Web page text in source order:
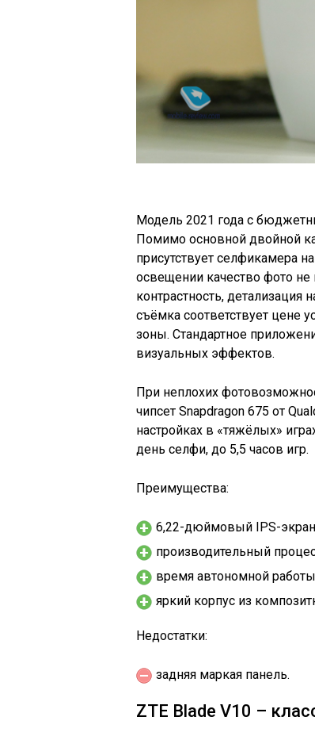
Модель 2021 года с
Помимо основной двойной
присутствует селфикамера
освещении качество фото
контрастность, детализация
съёмка соответствует цене
зоны. Стандартное
визуальных эффектов.
При неплохих
чипсет Snapdragon 675 от
настройках в «тяжёлых»
день селфи, до 5,5 часов игр.
Преимущества:
6,22-дюймовый IPS-
производительный
время автономной
яркий корпус из
Недостатки:
задняя маркая панель.
ZTE Blade V10 –